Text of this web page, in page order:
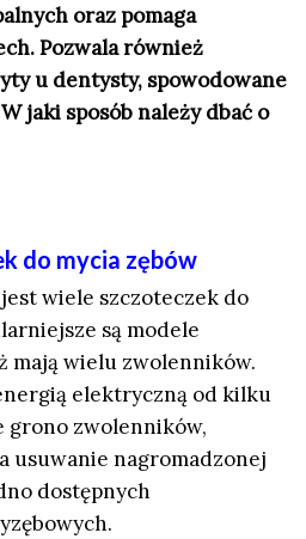
oraz pomaga
Pozwala również
u dentysty, spowodowane
jaki sposób należy dbać o
do mycia zębów
wiele szczoteczek do
są modele
mają wielu zwolenników.
elektryczną od kilku
grono zwolenników,
usuwanie nagromadzonej
dostępnych